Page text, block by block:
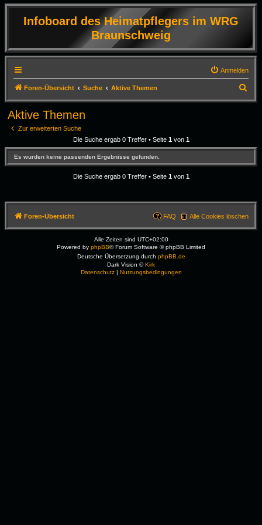
Infoboard des Heimatpflegers im WRG
Braunschweig
Anmelden
Foren-Übersicht Suche Aktive Themen
u
Aktive Themen
Zur erweiterten Suche
Die Suche ergab 0 Treffer • Seite 1von 1
Es wurden keine passenden Ergebnisse gefunden.
Die Suche ergab 0 Treffer • Seite 1von 1
Foren-Übersicht Alle Cookies löschen
FAQ
Alle Zeiten sind UTC+02:00
Powered by phpBB® Forum Software © phpBB Limited
Deutsche Übersetzung durch phpBB.de
Dark Vision ©Kirk
Datenschutz| Nutzungsbedingungen